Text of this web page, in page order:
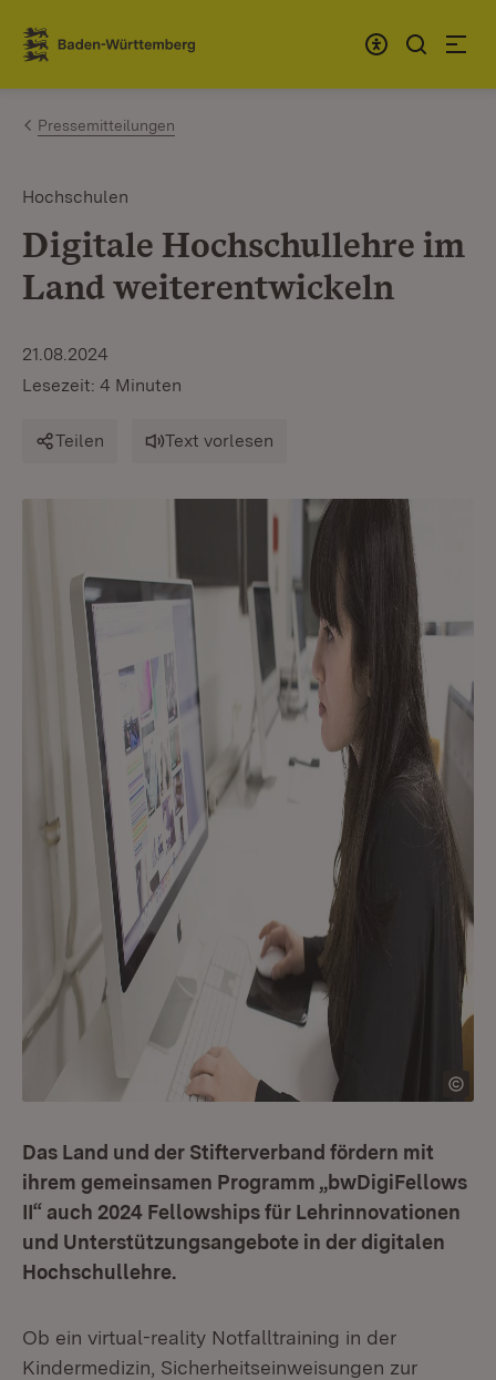
Zum Inhalt springen
Link zur Startseite
Pressemitteilungen
Hochschulen
Digitale Hochschullehre im
Land weiterentwickeln
21.08.2024
Lesezeit: 4 Minuten
Teilen Text vorlesen
Das Land und der Stifterverband fördern mit
ihrem gemeinsamen Programm „bwDigiFellows
II“ auch 2024 Fellowships für Lehrinnovationen
und Unterstützungsangebote in der digitalen
Hochschullehre.
Ob ein virtual-reality Notfalltraining in der
Kindermedizin, Sicherheitseinweisungen zur